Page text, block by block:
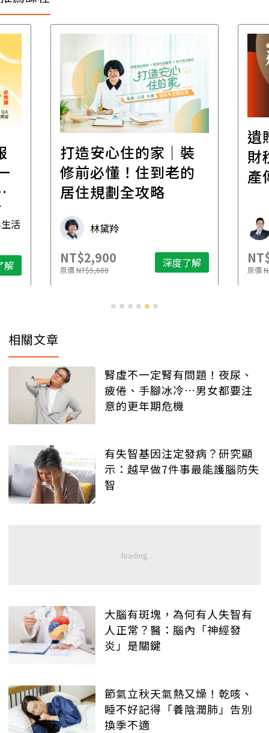
活
解
打造安心住的家｜裝
修前必懂！住到老的
居住規劃全攻略
林黛羚
NT$2,900
原價NT$5,600 深度了解
遺
財
產
原價
相關文章
腎虛不一定腎有問題！夜尿、
疲倦、手腳冰冷…男女都要注
意的更年期危機
有失智基因注定發病？研究顯
示：越早做7件事最能護腦防失
智
大腦有斑塊，為何有人失智有
人正常？醫：腦內「神經發
炎」是關鍵
節氣立秋天氣熱又燥！乾咳、
睡不好記得「養陰潤肺」告別
換季不適